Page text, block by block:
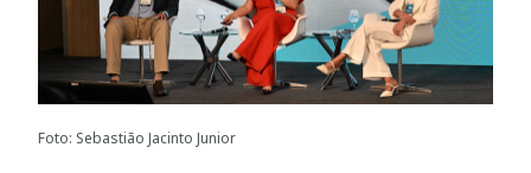
Foto: Sebastião Jacinto Junior